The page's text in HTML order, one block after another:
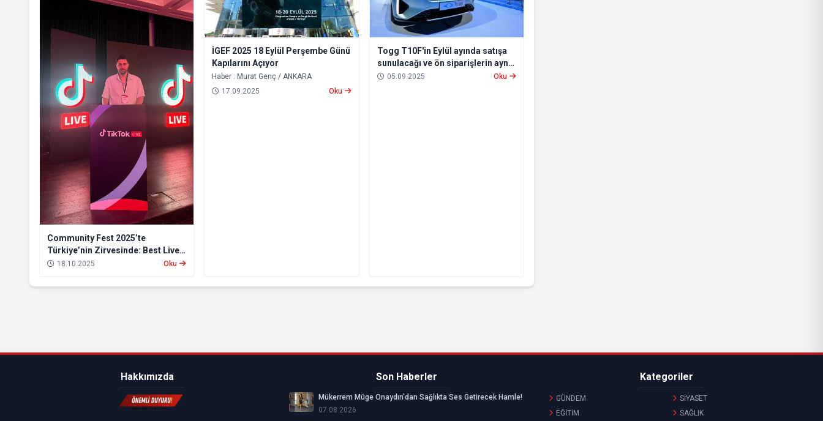
Community Fest 2025’te
Türkiye’nin Zirvesinde: Best Live
Ajans18.10.2025 Oku
İGEF 2025 18 Eylül Perşembe Günü
Kapılarını Açıyor
Haber : Murat Genç / ANKARA
17.09.2025
Oku
Togg T10F'in Eylül ayında satışa
sunulacağı ve ön siparişlerin aynı
ay içinde başlayacağı açıklandı.
05.09.2025 Oku
Hakkımızda Son Haberler
Mükerrem Müge Onaydın'dan Sağlıkta Ses Getirecek Hamle!
07.08.2026
Kategoriler
GÜNDEM
SİYASET
EĞİTİM
SAĞLIK